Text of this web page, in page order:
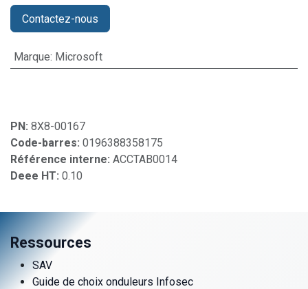
Contactez-nous
Marque: Microsoft
PN: 8X8-00167
Code-barres: 0196388358175
Référence interne: ACCTAB0014
Deee HT: 0.10
Ressources
SAV
Guide de choix onduleurs Infosec